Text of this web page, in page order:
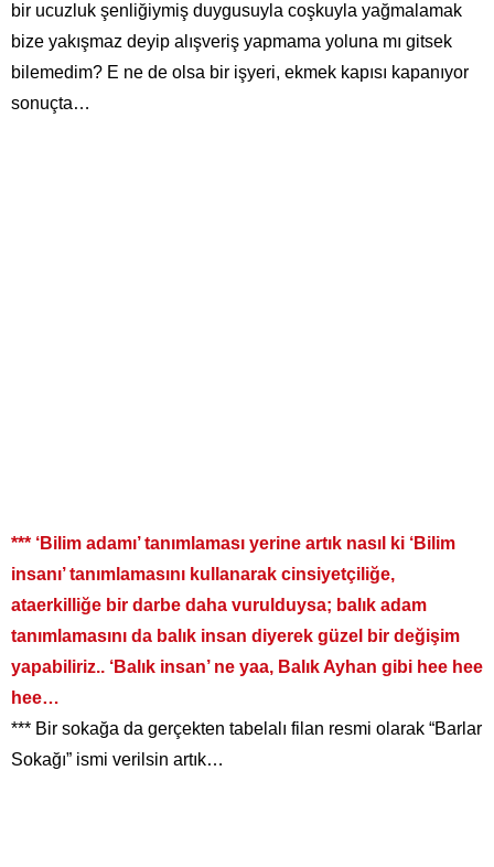
bir ucuzluk şenliğiymiş duygusuyla coşkuyla yağmalamak
bize yakışmaz deyip alışveriş yapmama yoluna mı gitsek
bilemedim? E ne de olsa bir işyeri, ekmek kapısı kapanıyor
sonuçta…
*** ‘Bilim adamı’ tanımlaması yerine artık nasıl ki ‘Bilim
insanı’ tanımlamasını kullanarak cinsiyetçiliğe,
ataerkilliğe bir darbe daha vurulduysa; balık adam
tanımlamasını da balık insan diyerek güzel bir değişim
yapabiliriz.. ‘Balık insan’ ne yaa, Balık Ayhan gibi hee hee
hee…
*** Bir sokağa da gerçekten tabelalı filan resmi olarak “Barlar
Sokağı” ismi verilsin artık…